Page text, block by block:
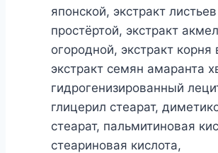
японской, экстракт
простёртой, экстракт
огородной, экстракт корня
экстракт семян амаранта
гидрогенизированный
глицерил стеарат,
стеарат, пальмитиновая
стеариновая кислота,